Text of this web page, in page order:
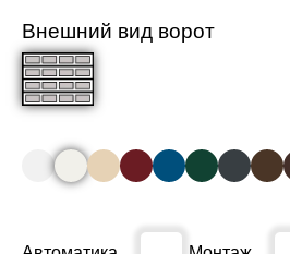
Внешний вид ворот